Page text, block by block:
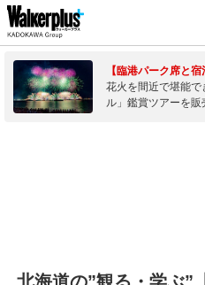
【臨港パーク席と
花火を間近で堪能
ル」鑑賞ツアーを販